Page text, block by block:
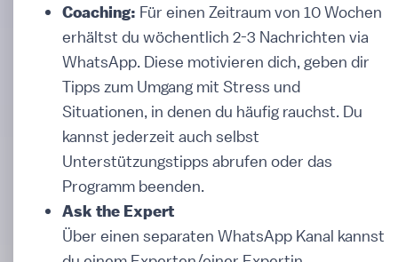
Coaching: Für einen Zeitraum von 10 Wochen
erhältst du wöchentlich 2-3 Nachrichten via
WhatsApp. Diese motivieren dich, geben dir
Tipps zum Umgang mit Stress und
Situationen, in denen du häufig rauchst. Du
kannst jederzeit auch selbst
Unterstützungstipps abrufen oder das
Programm beenden.
Ask the Expert
Über einen separaten WhatsApp Kanal kannst